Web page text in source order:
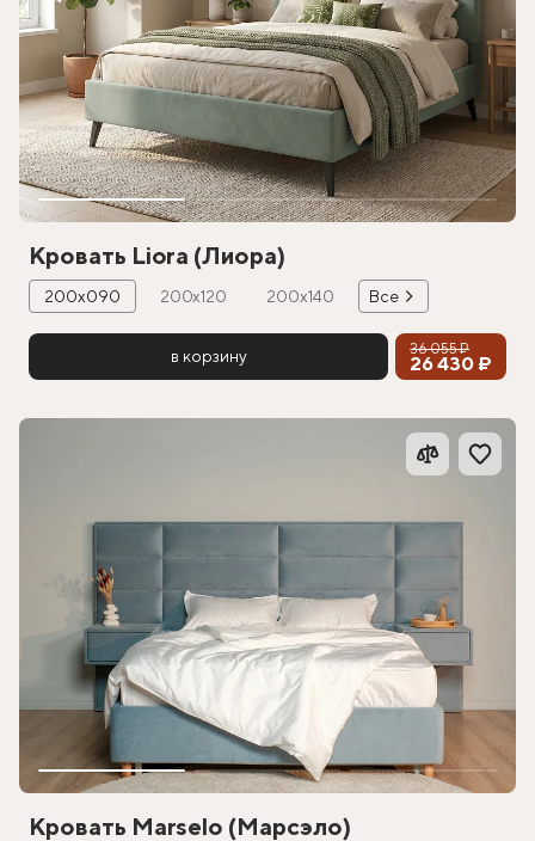
Кровать Liora (Лиора)
200х090 200х120 200х140 Все
в корзину 36 055 ₽
26 430 ₽
Кровать Marselo (Марсэло)